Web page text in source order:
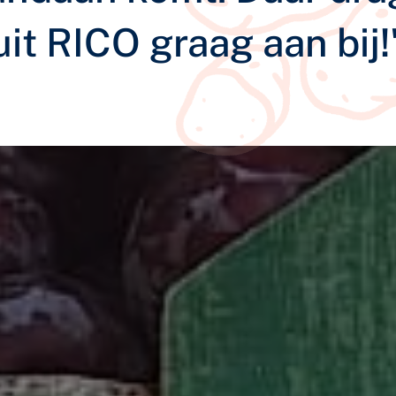
RICO graag aan